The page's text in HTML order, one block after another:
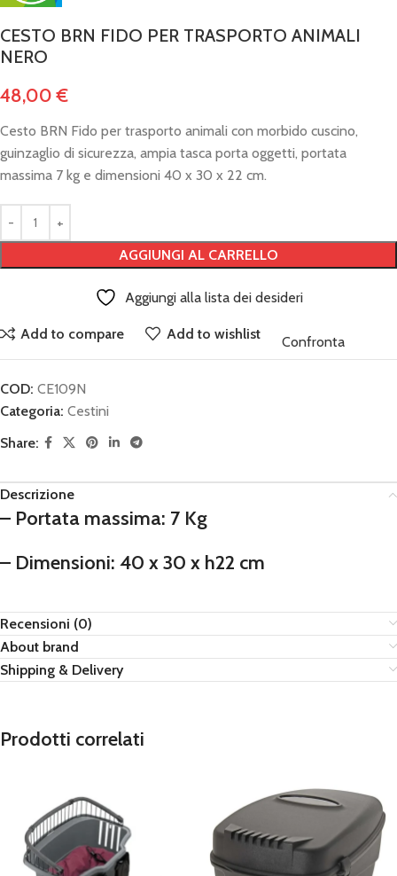
CESTO BRN FIDO PER TRASPORTO ANIMALI
NERO
48,00€
Cesto BRN Fido per trasporto animali con morbido cuscino,
guinzaglio di sicurezza, ampia tasca porta oggetti, portata
massima 7 kg e dimensioni 40 x 30 x 22 cm.
AGGIUNGI AL CARRELLO
Aggiungi alla lista dei desideri
Add to compare Add to wishlist Confronta
COD: CE109N
Categoria: Cestini
Share:
Descrizione
– Portata massima: 7 Kg
– Dimensioni: 40 x 30 x h22 cm
Recensioni (0)
About brand
Shipping & Delivery
Prodotti correlati